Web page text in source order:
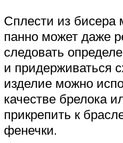
Сплести из бисера
панно может даже
следовать
и придерживаться
изделие можно
качестве брелока
прикрепить к
фенечки.